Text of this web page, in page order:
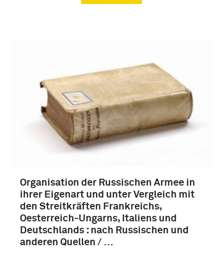
boek (2850)
biografie (259)
handboek (124)
Meer
1851-1900 (4011)
Organisation der Russischen Armee in
ihrer Eigenart und unter Vergleich mit
den Streitkräften Frankreichs,
Oesterreich-Ungarns, Italiens und
Deutschlands : nach Russischen und
anderen Quellen / …